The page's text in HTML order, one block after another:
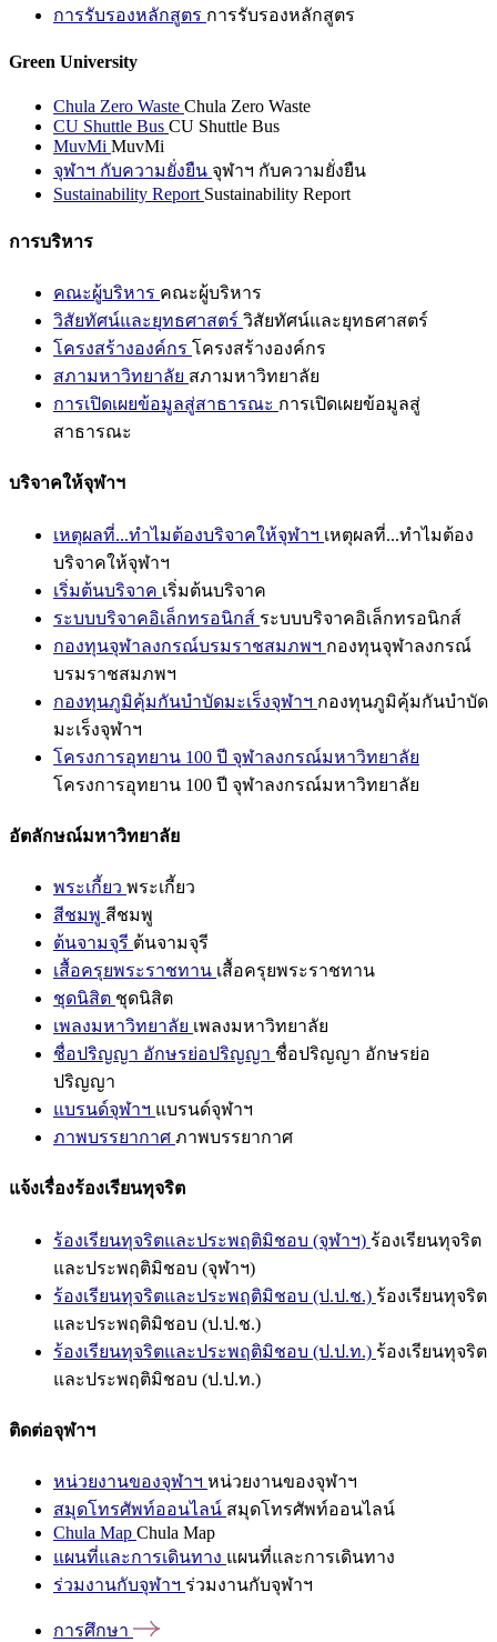
การรับรองหลักสูตร การรับรองหลักสูตร
Green University
Chula Zero Waste Chula Zero Waste
CU Shuttle Bus CU Shuttle Bus
MuvMi MuvMi
จุฬาฯ กับความยั่งยืน จุฬาฯ กับความยั่งยืน
Sustainability Report Sustainability Report
การบริหาร
คณะผู้บริหาร คณะผู้บริหาร
วิสัยทัศน์และยุทธศาสตร์ วิสัยทัศน์และยุทธศาสตร์
โครงสร้างองค์กร โครงสร้างองค์กร
สภามหาวิทยาลัย สภามหาวิทยาลัย
การเปิดเผยข้อมูลสู่สาธารณะ การเปิดเผยข้อมูลสู่
สาธารณะ
บริจาคให้จุฬาฯ
เหตุผลที่...ทำไมต้องบริจาคให้จุฬาฯ เหตุผลที่...ทำไมต้อง
บริจาคให้จุฬาฯ
เริ่มต้นบริจาค เริ่มต้นบริจาค
ระบบบริจาคอิเล็กทรอนิกส์ ระบบบริจาคอิเล็กทรอนิกส์
กองทุนจุฬาลงกรณ์บรมราชสมภพฯ กองทุนจุฬาลงกรณ์
บรมราชสมภพฯ
กองทุนภูมิคุ้มกันบำบัดมะเร็งจุฬาฯ กองทุนภูมิคุ้มกันบำบัด
มะเร็งจุฬาฯ
โครงการอุทยาน 100 ปี จุฬาลงกรณ์มหาวิทยาลัย
โครงการอุทยาน 100 ปี จุฬาลงกรณ์มหาวิทยาลัย
อัตลักษณ์มหาวิทยาลัย
พระเกี้ยว พระเกี้ยว
สีชมพู สีชมพู
ต้นจามจุรี ต้นจามจุรี
เสื้อครุยพระราชทาน เสื้อครุยพระราชทาน
ชุดนิสิต ชุดนิสิต
เพลงมหาวิทยาลัย เพลงมหาวิทยาลัย
ชื่อปริญญา อักษรย่อปริญญา ชื่อปริญญา อักษรย่อ
ปริญญา
แบรนด์จุฬาฯ แบรนด์จุฬาฯ
ภาพบรรยากาศ ภาพบรรยากาศ
แจ้งเรื่องร้องเรียนทุจริต
ร้องเรียนทุจริตและประพฤติมิชอบ (จุฬาฯ) ร้องเรียนทุจริต
และประพฤติมิชอบ (จุฬาฯ)
ร้องเรียนทุจริตและประพฤติมิชอบ (ป.ป.ช.) ร้องเรียนทุจริต
และประพฤติมิชอบ (ป.ป.ช.)
ร้องเรียนทุจริตและประพฤติมิชอบ (ป.ป.ท.) ร้องเรียนทุจริต
และประพฤติมิชอบ (ป.ป.ท.)
ติดต่อจุฬาฯ
หน่วยงานของจุฬาฯ หน่วยงานของจุฬาฯ
สมุดโทรศัพท์ออนไลน์ สมุดโทรศัพท์ออนไลน์
Chula Map Chula Map
แผนที่และการเดินทาง แผนที่และการเดินทาง
ร่วมงานกับจุฬาฯ ร่วมงานกับจุฬาฯ
การศึกษา